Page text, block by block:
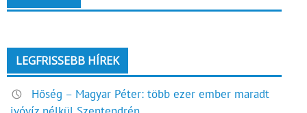
LEGFRISSEBB HÍREK
Hőség – Magyar Péter: több ezer ember maradt